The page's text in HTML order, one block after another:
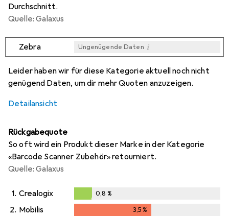
Durchschnitt.
Quelle: Galaxus
Zebra Ungenügende Daten i
Leider haben wir für diese Kategorie aktuell noch nicht
genügend Daten, um dir mehr Quoten anzuzeigen.
Detailansicht
Rückgabequote
So oft wird ein Produkt dieser Marke in der Kategorie
«Barcode Scanner Zubehör» retourniert.
Quelle: Galaxus
1. Crealogix
0,8%
0,8 %
2. Mobilis 3,5%